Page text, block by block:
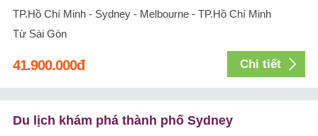
TP.Hồ Chí Minh - Sydney - Melbourne - TP.Hồ Chí Minh
Từ Sài Gòn
41.900.000đ Chi tiết
Du lịch khám phá thành phố Sydney